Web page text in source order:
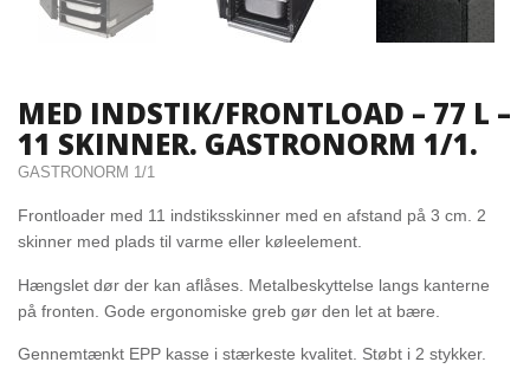
MED INDSTIK/FRONTLOAD – 77 L –
11 SKINNER. GASTRONORM 1/1.
GASTRONORM 1/1
Frontloader med 11 indstiksskinner med en afstand på 3 cm. 2
skinner med plads til varme eller køleelement.
Hængslet dør der kan aflåses. Metalbeskyttelse langs kanterne
på fronten. Gode ergonomiske greb gør den let at bære.
Gennemtænkt EPP kasse i stærkeste kvalitet. Støbt i 2 stykker.